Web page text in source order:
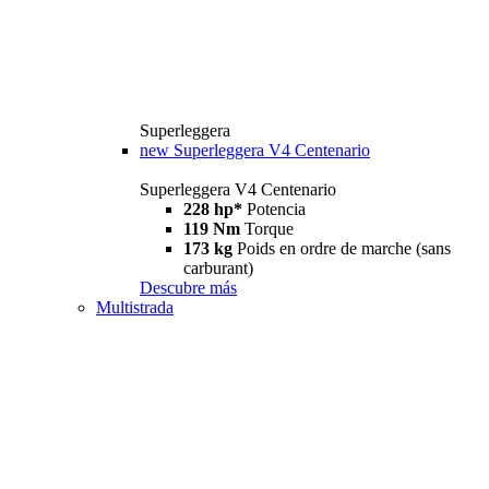
Superleggera
new Superleggera V4 Centenario
Superleggera V4 Centenario
228 hp* Potencia
119 Nm Torque
173 kg Poids en ordre de marche (sans
carburant)
Descubre más
Multistrada